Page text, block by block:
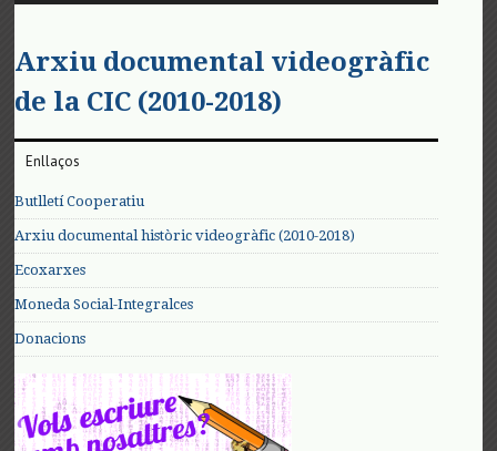
Arxiu documental videogràfic
de la CIC (2010-2018)
Enllaços
Butlletí Cooperatiu
Arxiu documental històric videogràfic (2010-2018)
Ecoxarxes
Moneda Social-Integralces
Donacions